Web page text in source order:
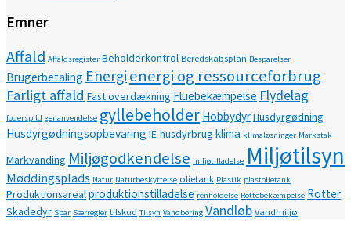
Emner
Affald Affaldsregister Beholderkontrol Beredskabsplan Besparelser
Brugerbetaling Energi energi og ressourceforbrug
Farligt affald Fast overdækning Fluebekæmpelse Flydelag
foderspild genanvendelse gyllebeholder HobbydyrHusdyrgødning
Husdyrgødningsopbevaring IE-husdyrbrug klima klimaløsninger Markstak
Markvanding Miljøgodkendelse miljøtilladelse Miljøtilsyn
Møddingsplads Natur Naturbeskyttelse olietank Plastik plastolietank
Produktionsarealproduktionstilladelse renholdelse Rottebekæmpelse Rotter
Skadedyr Spar Særregler tilskud Tilsyn Vandboring Vandløb Vandmiljø